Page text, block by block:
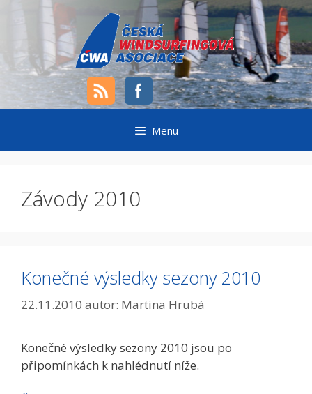
Menu
Závody 2010
Konečné výsledky sezony 2010
22.11.2010 autor: Martina Hrubá
Konečné výsledky sezony 2010 jsou po
připomínkách k nahlédnutí níže.